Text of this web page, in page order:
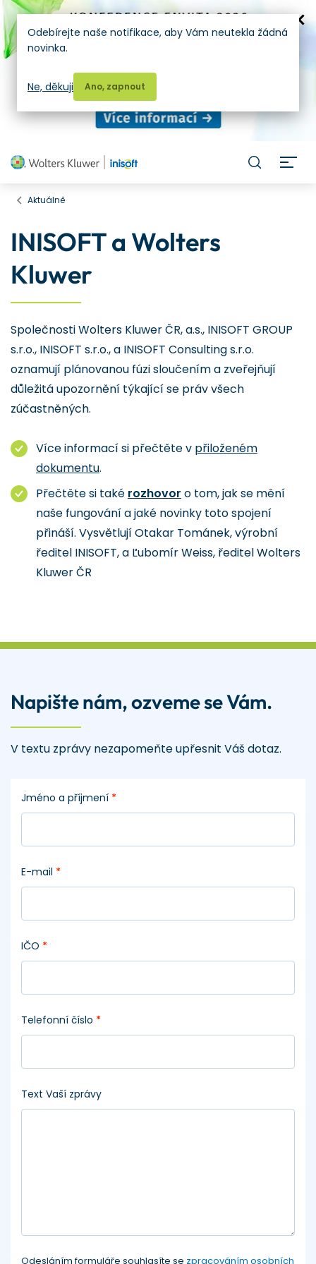
Aktuálně
INISOFT a Wolters
Kluwer
Společnosti Wolters Kluwer ČR, a.s., INISOFT GROUP
s.r.o., INISOFT s.r.o., a INISOFT Consulting s.r.o.
oznamují plánovanou fúzi sloučením a zveřejňují
důležitá upozornění týkající se práv všech
zúčastněných.
Více informací si přečtěte v přiloženém
dokumentu.
Přečtěte si také rozhovor o tom, jak se mění
naše fungování a jaké novinky toto spojení
přináší. Vysvětlují Otakar Tománek, výrobní
ředitel INISOFT, a Ľubomír Weiss, ředitel Wolters
Kluwer ČR
Napište nám, ozveme se Vám.
V textu zprávy nezapomeňte upřesnit Váš dotaz.
Jméno a příjmení *
E-mail *
IČO *
Telefonní číslo *
Text Vaší zprávy
Odesláním formuláře souhlasíte se zpracováním osobních
Odebírejte naše notifikace, aby Vám neutekla žádná
novinka.
Ano, zapnout
Ne, děkuji